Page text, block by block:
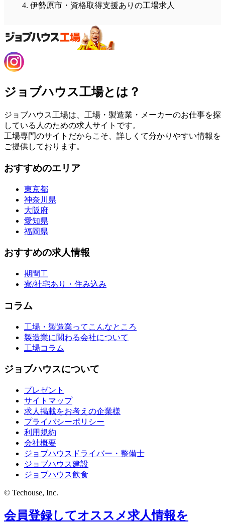
伊勢原市・資格取得支援ありの工場求人
ジョブハウス工場とは？
ジョブハウス工場は、工場・製造業・メーカーのお仕事を探
している人のための求人サイトです。
工場専門のサイトだからこそ、詳しくて分かりやすい情報を
ご提供しております。
おすすめのエリア
東京都
神奈川県
大阪府
愛知県
福岡県
おすすめの求人情報
期間工
寮/社宅あり・住み込み
コラム
工場・製造業ってこんなところ
製造業に関わる会社について
工場コラム
ジョブハウスについて
プレゼント
サイトマップ
求人掲載をお考えの企業様
プライバシーポリシー
利用規約
会社概要
ジョブハウスドライバー・整備士
ジョブハウス建設
ジョブハウス飲食
© Techouse, Inc.
会員登録してオススメ求人情報を